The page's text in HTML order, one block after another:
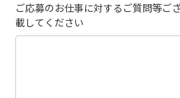
ご応募のお仕事に対するご質問等ご
載してください